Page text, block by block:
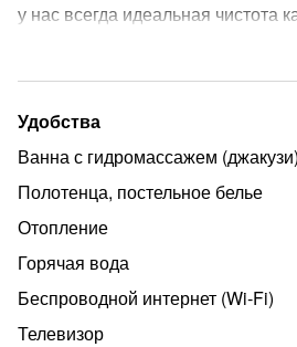
у нас всегда идеальная чистота
свежие полотенца и постельное
чеки с куар кодом
Удобства
Ванна с гидромассажем (джакузи)
Полотенца, постельное белье
Отопление
Горячая вода
Беспроводной интернет (Wi‑Fi)
Телевизор